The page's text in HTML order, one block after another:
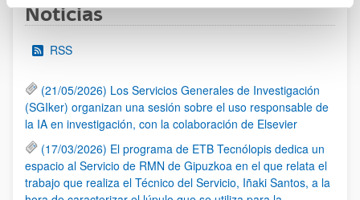
Noticias
RSS
(21/05/2026) Los Servicios Generales de Investigación
(SGIker) organizan una sesión sobre el uso responsable de
la IA en investigación, con la colaboración de Elsevier
(17/03/2026) El programa de ETB Tecnólopis dedica un
espacio al Servicio de RMN de Gipuzkoa en el que relata el
trabajo que realiza el Técnico del Servicio, Iñaki Santos, a la